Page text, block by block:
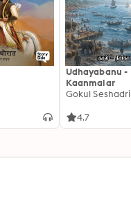
Udhayabanu -
Kaanmalar
Gokul Seshadri
4.7